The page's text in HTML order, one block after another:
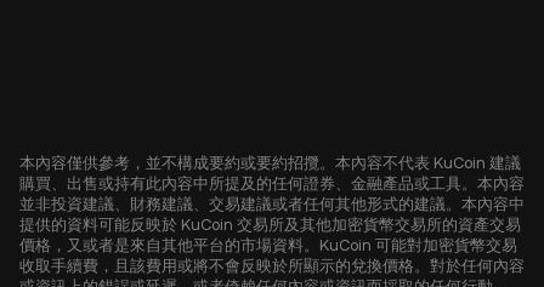
本內容僅供參考，並不構成要約或要約招攬。本內容不代表 KuCoin 建議
購買、出售或持有此內容中所提及的任何證券、金融產品或工具。本內容
並非投資建議、財務建議、交易建議或者任何其他形式的建議。本內容中
提供的資料可能反映於 KuCoin 交易所及其他加密貨幣交易所的資產交易
價格，又或者是來自其他平台的市場資料。KuCoin 可能對加密貨幣交易
收取手續費，且該費用或將不會反映於所顯示的兌換價格。對於任何內容